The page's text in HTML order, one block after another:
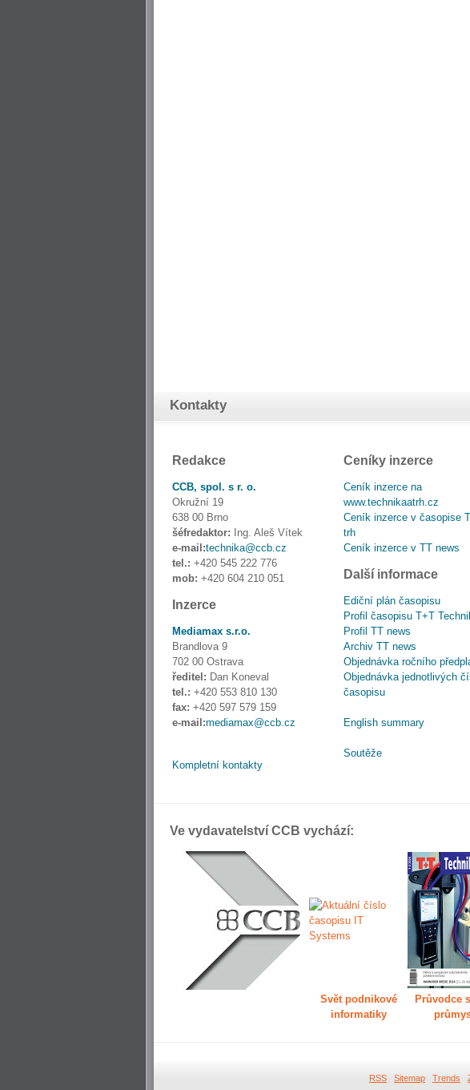
Kontakty
Redakce
CCB, spol. s r. o.
Okružní 19
638 00 Brno
šéfredaktor: Ing. Aleš Vítek
e-mail:technika@ccb.cz
tel.: +420 545 222 776
mob: +420 604 210 051
Inzerce
Mediamax s.r.o.
Brandlova 9
702 00 Ostrava
ředitel: Dan Koneval
tel.: +420 553 810 130
fax: +420 597 579 159
e-mail:mediamax@ccb.cz
Kompletní kontakty
Ceníky inzerce
Ceník inzerce na
www.technikaatrh.cz
Ceník inzerce v časopise
trh
Ceník inzerce v TT news
Další informace
Ediční plán časopisu
Profil časopisu T+T
Profil TT news
Archiv TT news
Objednávka ročního
Objednávka jednotlivých
časopisu
English summary
Soutěže
Ve vydavatelství CCB vychází:
Svět podnikové
informatiky
Průvodce
RSS Sitemap Trends